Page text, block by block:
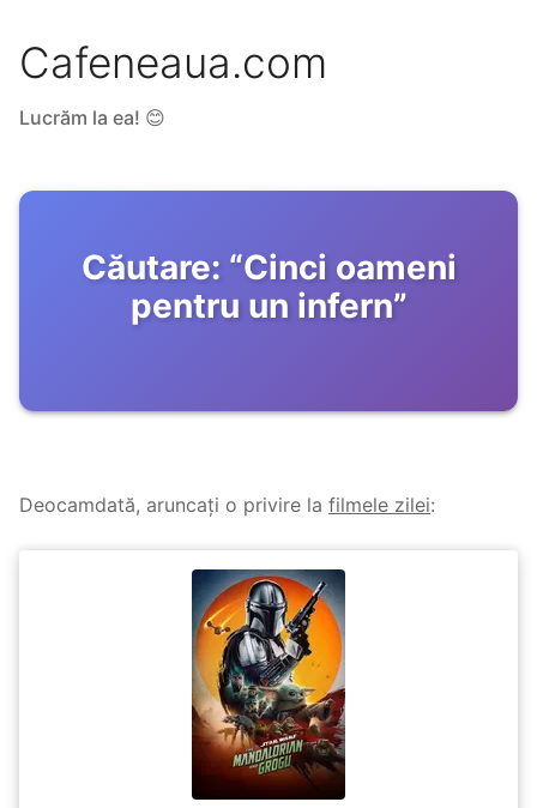
Cafeneaua.com
Lucrăm la ea! 😊
Căutare: “Cinci oameni
pentru un infern”
Deocamdată, aruncați o privire la filmele zilei: